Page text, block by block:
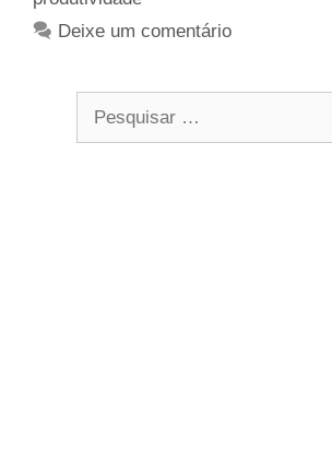
Deixe um comentário